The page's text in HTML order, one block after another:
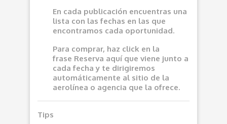
En cada publicación encuentras una
lista con las fechas en las que
encontramos cada oportunidad.
Para comprar, haz click en la
frase Reserva aquí que viene junto a
cada fecha y te dirigiremos
automáticamente al sitio de la
aerolínea o agencia que la ofrece.
Tips